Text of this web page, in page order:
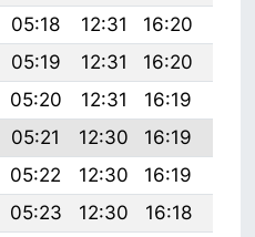
05:18 12:31 16:20
05:19 12:31 16:20
05:20 12:31 16:19
05:21 12:30 16:19
05:22 12:30 16:19
05:23 12:30 16:18